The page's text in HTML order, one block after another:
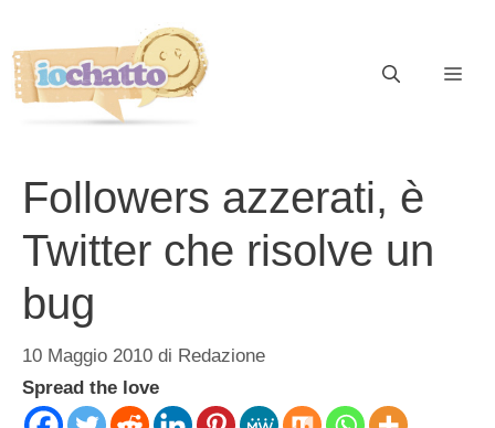
contenuto
Followers azzerati, è
Twitter che risolve un
bug
10 Maggio 2010 di Redazione
Spread the love